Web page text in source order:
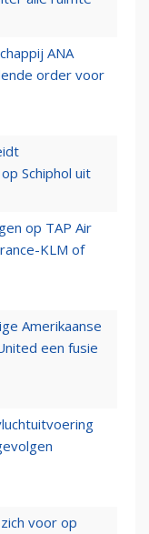
ANA
order voor
Schiphol uit
op TAP Air
KLM of
Amerikaanse
een fusie
voor op